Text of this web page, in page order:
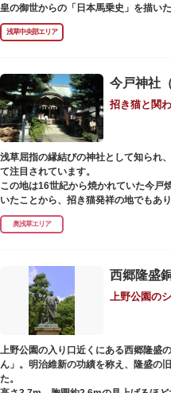
皇の御世からの「日本馬乗史」を描い
わる歴史が一目瞭然に理解できます。
浅草中央部エリア
招き猫と関
浅草屈指の縁結びの神社として知られ
て注目されています。
この地は16世紀から焼かれていた今戸
いたことから、招き猫発祥の地でもあ
チーフにした絵馬や御朱印帳も人気です
1063（康平6）年、時の奥羽鎮守府源
末に活躍した新選組沖田総司の終焉の
所七福神の福禄寿が祀られており、七
奥浅草エリア
西郷隆盛
上野公園の
上野公園の入り口近くにある西郷隆盛
ん」。明治維新の功績を称え、隆盛の
た。